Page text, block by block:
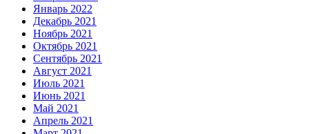
Январь 2022
Декабрь 2021
Ноябрь 2021
Октябрь 2021
Сентябрь 2021
Август 2021
Июль 2021
Июнь 2021
Май 2021
Апрель 2021